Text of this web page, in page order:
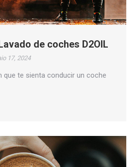
de coches D2OIL
17, 2024
que te sienta conducir un coche